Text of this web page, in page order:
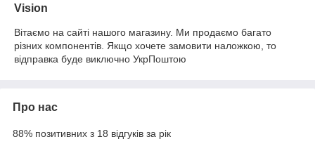
Vision
Вітаємо на сайті нашого магазину. Ми продаємо багато
різних компонентів. Якщо хочете замовити наложкою, то
відправка буде виключно УкрПоштою
Про нас
88% позитивних з 18 відгуків за рік